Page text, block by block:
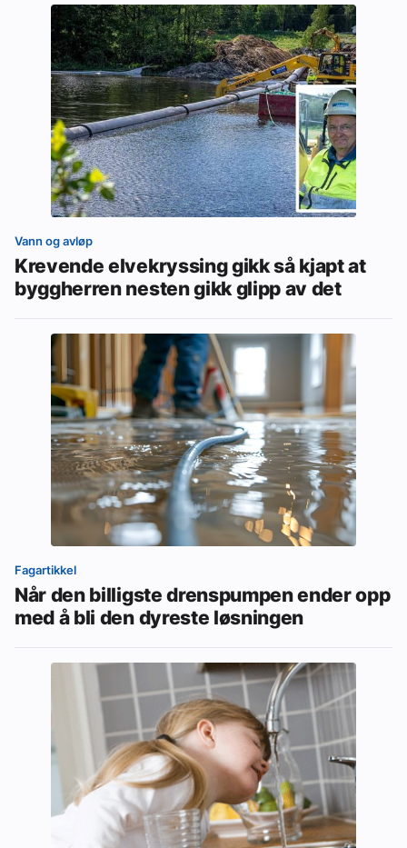
Vann og avløp
Krevende elvekryssing gikk så kjapt at
byggherren nesten gikk glipp av det
Fagartikkel
Når den billigste drenspumpen ender opp
med å bli den dyreste løsningen